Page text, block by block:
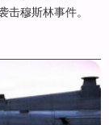
击穆斯林事件。